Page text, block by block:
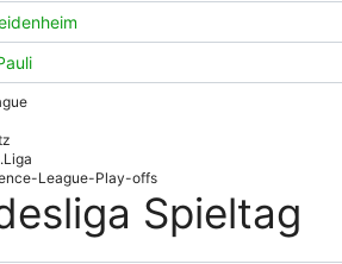
League-Play-offs
Spieltag